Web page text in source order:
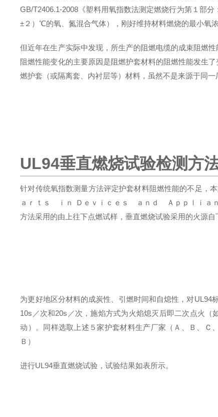
GB/T2406.1-2008《塑料用氧指数法测定燃烧行为第１部
±２）℃的氧、氮混合气体），刚好维持材料燃烧的最小氧
但近年在生产实际中发现，所生产的阻燃电缆的成束阻燃
阻燃性能变化的主要原因是阻燃护套材料的阻燃性能发生
燃护套（或隔离套、内衬层等）材料，虽然不是来源于同
UL94垂直燃烧试验检测方
针对传统氧指数测量方法评定护套材料阻燃性能的不足
ａｒｔｓ ｉｎ Ｄｅｖｉｃｅｓ ａｎｄ Ａｐｐｌｉａｎ
方法采用的由上往下点燃试样，垂直燃烧试验采用的火源
为更好地区分材料的成炭性、引燃时间和自熄性，对UL94
10s／次和20s／次，施焰方式为火焰熄灭后即二次点火
动）。同样选取上述５家护套材料生产厂家（Ａ、Ｂ、Ｃ
Ｂ）
进行UL94垂直燃烧试验，试验结果如表所示。